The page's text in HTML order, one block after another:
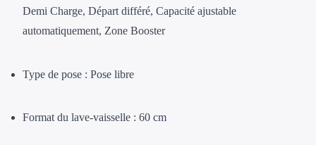
Demi Charge, Départ différé, Capacité ajustable
automatiquement, Zone Booster
Type de pose : Pose libre
Format du lave-vaisselle : 60 cm